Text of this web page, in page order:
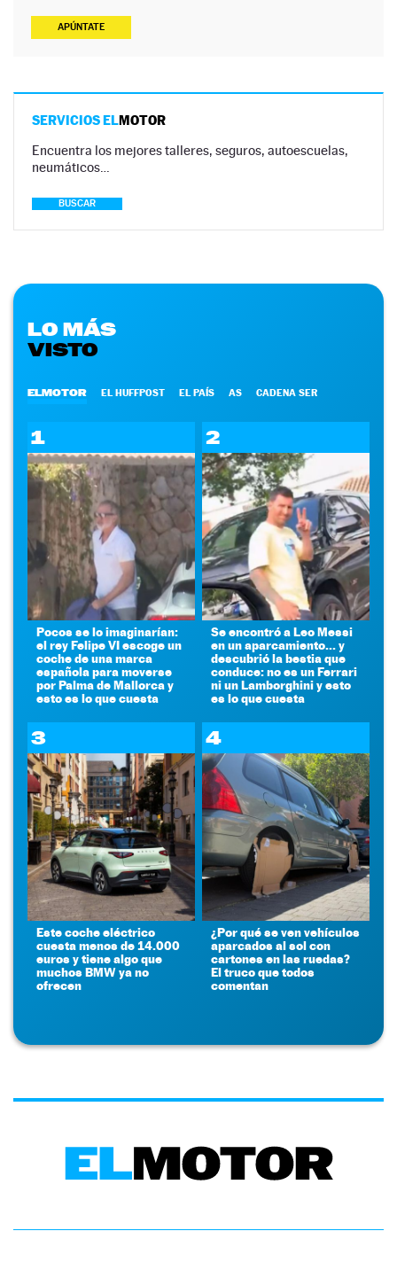
APÚNTATE
SERVICIOS ELMOTOR
Encuentra los mejores talleres, seguros, autoescuelas,
neumáticos…
BUSCAR
LO MÁS
VISTO
ELMOTOR EL HUFFPOST EL PAÍS AS CADENA SER
1
Pocos se lo imaginarían:
el rey Felipe VI escoge un
coche de una marca
española para moverse
por Palma de Mallorca y
esto es lo que cuesta
2
Se encontró a Leo Messi
en un aparcamiento... y
descubrió la bestia que
conduce: no es un Ferrari
ni un Lamborghini y esto
es lo que cuesta
3
Este coche eléctrico
cuesta menos de 14.000
euros y tiene algo que
muchos BMW ya no
ofrecen
4
¿Por qué se ven vehículos
aparcados al sol con
cartones en las ruedas?
El truco que todos
comentan